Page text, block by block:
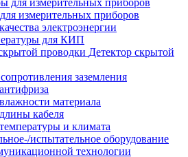
измерительных приборов
электроэнергии
для КИП
Детектор скрытой
заземления
материала
кабеля
и климата